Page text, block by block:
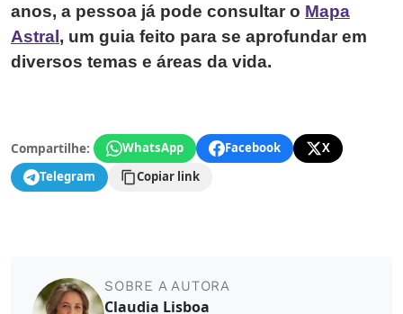
anos, a pessoa já pode consultar o Mapa
Astral, um guia feito para se aprofundar em
diversos temas e áreas da vida.
Compartilhe: WhatsApp Facebook
X
Telegram
Copiar link
SOBRE A AUTORA
Claudia Lisboa